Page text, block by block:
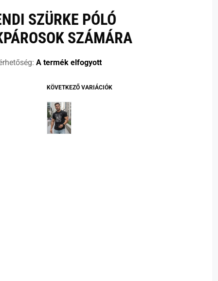
SZÜRKE PÓLÓ
SZÁMÁRA
A termék elfogyott
KÖVETKEZŐ VARIÁCIÓK